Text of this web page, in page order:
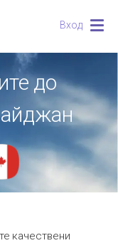
Вход
до
качествени